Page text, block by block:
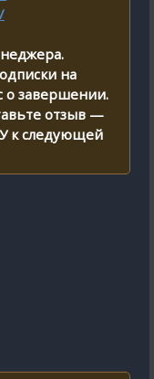
на
о завершении.
отзыв —
к следующей